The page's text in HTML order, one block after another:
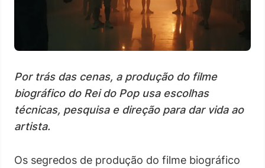
Por trás das cenas, a produção do filme
biográfico do Rei do Pop usa escolhas
técnicas, pesquisa e direção para dar vida ao
artista.
Os segredos de produção do filme biográfico